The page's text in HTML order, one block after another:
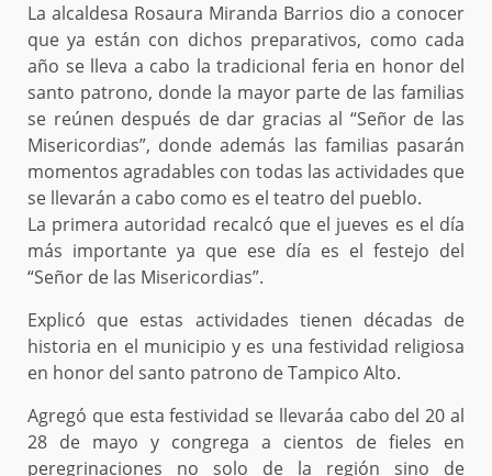
La alcaldesa Rosaura Miranda Barrios dio a conocer
que ya están con dichos preparativos, como cada
año se lleva a cabo la tradicional feria en honor del
santo patrono, donde la mayor parte de las familias
se reúnen después de dar gracias al “Señor de las
Misericordias”, donde además las familias pasarán
momentos agradables con todas las actividades que
se llevarán a cabo como es el teatro del pueblo.
La primera autoridad recalcó que el jueves es el día
más importante ya que ese día es el festejo del
“Señor de las Misericordias”.
Explicó que estas actividades tienen décadas de
historia en el municipio y es una festividad religiosa
en honor del santo patrono de Tampico Alto.
Agregó que esta festividad se llevaráa cabo del 20 al
28 de mayo y congrega a cientos de fieles en
peregrinaciones no solo de la región sino de